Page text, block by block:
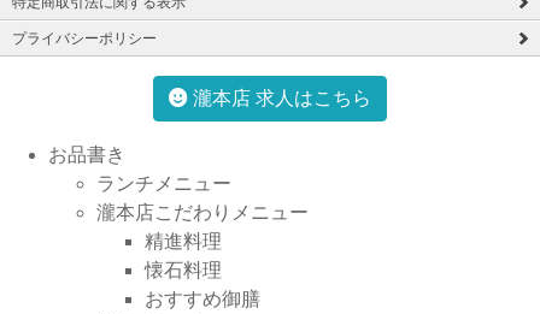
プライバシーポリシー
瀧本店 求人はこちら
お品書き
ランチメニュー
瀧本店こだわりメニュー
精進料理
懐石料理
おすすめ御膳